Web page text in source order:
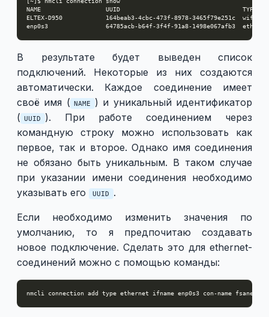
В результате будет выведен список
подключений. Некоторые из них создаются
автоматически. Каждое соединение имеет
своё имя ( NAME ) и уникальный идентификатор
( UUID ). При работе соединением через
командную строку можно использовать как
первое, так и второе. Однако имя соединения
не обязано быть уникальным. В таком случае
при указании имени соединения необходимо
указывать его
UUID .
Если необходимо изменить значения по
умолчанию, то я предпочитаю создавать
новое подключение. Сделать это для ethernet-
соединений можно с помощью команды: